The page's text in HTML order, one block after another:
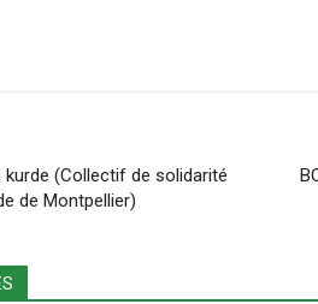
kurde (Collectif de solidarité
de Montpellier)